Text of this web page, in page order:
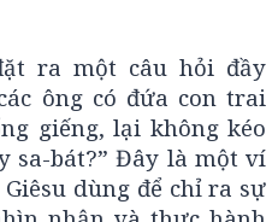
ra một câu hỏi đầy
ông có đứa con trai
giếng, lại không kéo
sa-bát?” Đây là một ví
dùng để chỉ ra sự